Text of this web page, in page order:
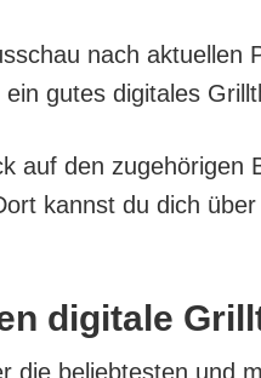
nach aktu­el­len
gutes digi­ta­les
auf den
kannst du dich
digi­ta­le
die belieb­tes­ten und